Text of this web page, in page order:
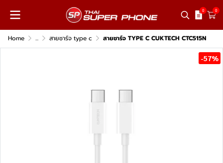
0 0
Home ... สายชาร์จ type c สายชาร์จ TYPE C CUKTECH CTC515N
-57%